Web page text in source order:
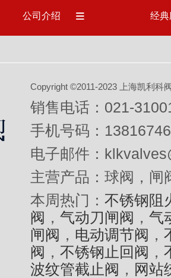
公司介绍 经
Copyright ©2011-2023 上海凯利科
销售电话：021-
手机号码：
电子邮件：
主营产品：球阀，闸
本周热门： 不锈钢阻
阀 ， 气动刀闸阀 ， 气
闸阀 ， 电动调节阀 ，
阀 ， 不锈钢止回阀 ，
波纹管截止阀 ， 网站